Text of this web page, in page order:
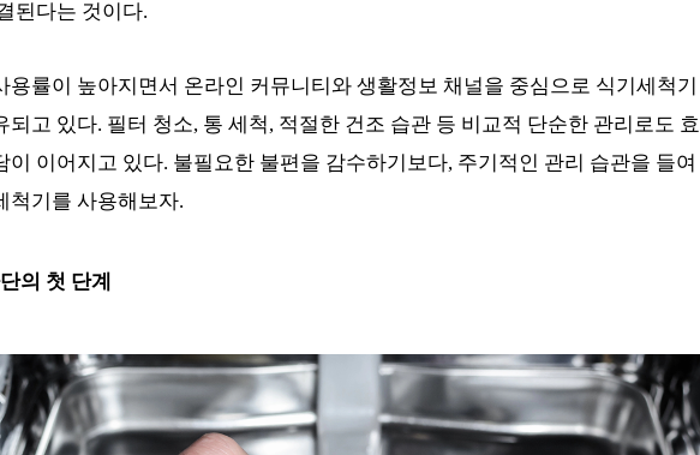
된다는 것이다.
용률이 높아지면서 온라인 커뮤니티와 생활정보 채널을 중심으로 식기세척기
되고 있다. 필터 청소, 통 세척, 적절한 건조 습관 등 비교적 단순한 관리로도 효
이 이어지고 있다. 불필요한 불편을 감수하기보다, 주기적인 관리 습관을 들여
척기를 사용해보자.
의 첫 단계